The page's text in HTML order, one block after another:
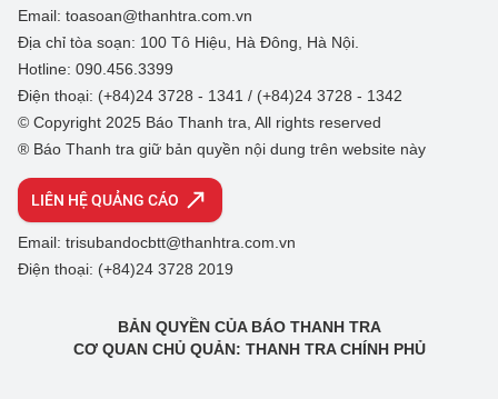
Email: toasoan@thanhtra.com.vn
Địa chỉ tòa soạn: 100 Tô Hiệu, Hà Đông, Hà Nội.
Hotline: 090.456.3399
Điện thoại: (+84)24 3728 - 1341 / (+84)24 3728 - 1342
© Copyright 2025 Báo Thanh tra, All rights reserved
® Báo Thanh tra giữ bản quyền nội dung trên website này
LIÊN HỆ QUẢNG CÁO
Email: trisubandocbtt@thanhtra.com.vn
Điện thoại: (+84)24 3728 2019
BẢN QUYỀN CỦA BÁO THANH TRA
CƠ QUAN CHỦ QUẢN: THANH TRA CHÍNH PHỦ